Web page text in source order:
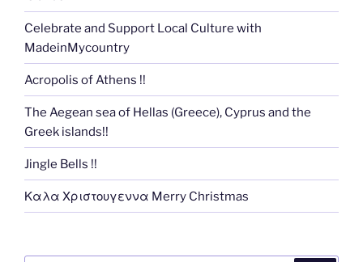
Celebrate and Support Local Culture with
MadeinMycountry
Acropolis of Athens !!
The Aegean sea of Hellas (Greece), Cyprus and the
Greek islands!!
Jingle Bells !!
Καλα Χριστουγεννα Merry Christmas